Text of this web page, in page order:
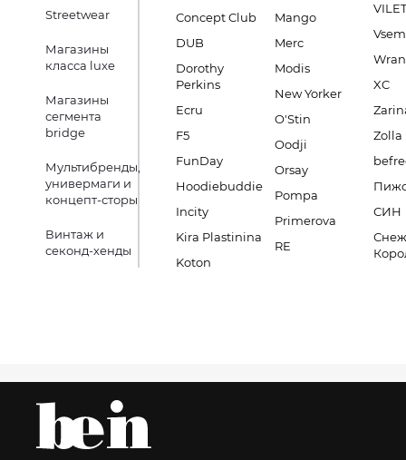
Streetwear
Магазины
класса luxe
Магазины
сегмента
bridge
Мультибренды,
универмаги и
концепт-сторы
Винтаж и
секонд-хенды
Concept Club
DUB
Dorothy
Perkins
Ecru
F5
FunDay
Hoodiebuddie
Incity
Kira Plastinina
Koton
Mango
Merc
Modis
New Yorker
O'Stin
Oodji
Orsay
Pompa
Primerova
RE
VILET
XC
Zolla
СИН